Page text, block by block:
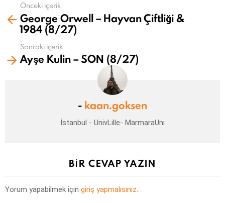
Daha
fazla
Önceki içerik
George Orwell – Hayvan Çiftliği &
1984 (8/27)
Sonraki içerik
Ayşe Kulin – SON (8/27)
- kaan.goksen
İstanbul - UnivLille- MarmaraUni
BIR CEVAP YAZIN
Yorum yapabilmek için giriş yapmalısınız.